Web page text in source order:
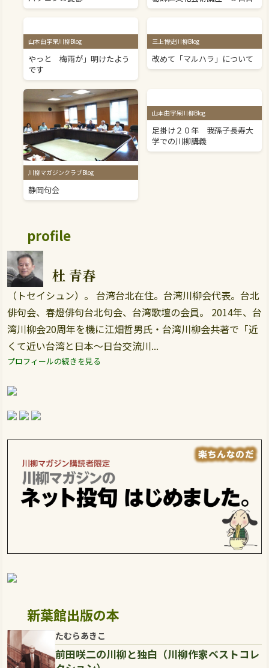
山本由宇呆川柳Blog
やっと 梅雨が」明けたよう
です
三上博史川柳Blog
改めて「マルハラ」について
川柳マガジンクラブBlog
静岡句会
山本由宇呆川柳Blog
足掛け２０年 我孫子長寿大
学での川柳講義
profile
杜 青春
（トセイシュン）。 台湾台北在住。台湾川柳会代表。台北
俳句会、春燈俳句台北句会、台湾歌壇の会員。 2014年、台
湾川柳会20周年を機に江畑哲男氏・台湾川柳会共著で「近
くて近い台湾と日本～日台交流川...
プロフィールの続きを見る
新葉館出版の本
たむらあきこ
前田咲二の川柳と独白（川柳作家ベストコレ